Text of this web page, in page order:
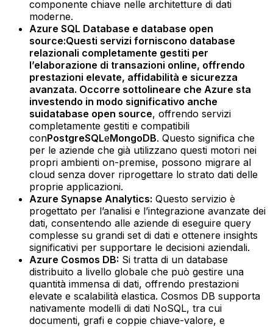
componente chiave nelle architetture di dati
moderne. ‍
Azure SQL Database e database open
source:Questi servizi forniscono database
relazionali completamente gestiti per
l’elaborazione di transazioni online, offrendo
prestazioni elevate, affidabilità e sicurezza
avanzata. Occorre sottolineare che Azure sta
investendo in modo significativo anche
suidatabase open source, offrendo servizi
completamente gestiti e compatibili
conPostgreSQLeMongoDB. Questo significa che
per le aziende che già utilizzano questi motori nei
propri ambienti on-premise, possono migrare al
cloud senza dover riprogettare lo strato dati delle
proprie applicazioni.‍
Azure Synapse Analytics: Questo servizio è
progettato per l’analisi e l’integrazione avanzate dei
dati, consentendo alle aziende di eseguire query
complesse su grandi set di dati e ottenere insights
significativi per supportare le decisioni aziendali.‍
Azure Cosmos DB: Si tratta di un database
distribuito a livello globale che può gestire una
quantità immensa di dati, offrendo prestazioni
elevate e scalabilità elastica. Cosmos DB supporta
nativamente modelli di dati NoSQL, tra cui
documenti, grafi e coppie chiave-valore, e